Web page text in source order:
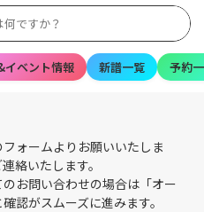
イベント情報 新譜一覧 予約
ォームよりお願いいたしま
絡いたします。
お問い合わせの場合は「オー
認がスムーズに進みます。